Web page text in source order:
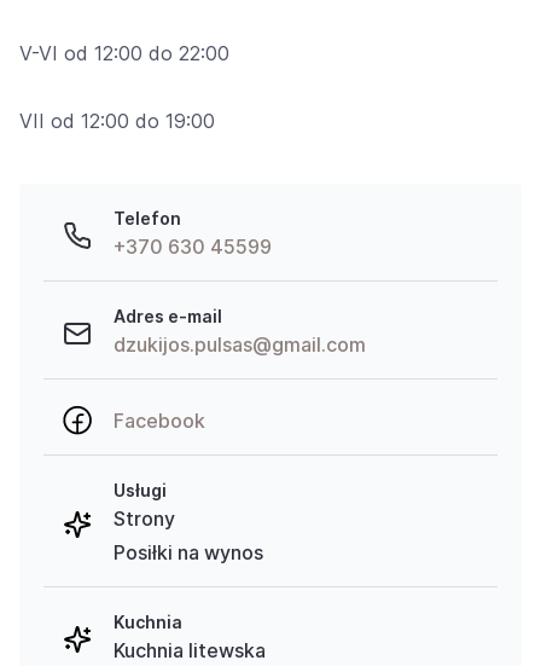
V-VI od 12:00 do 22:00
VII od 12:00 do 19:00
Telefon
+370 630 45599
Adres e-mail
dzukijos.pulsas@gmail.com
Facebook
Usługi
Strony
Posiłki na wynos
Kuchnia
Kuchnia litewska